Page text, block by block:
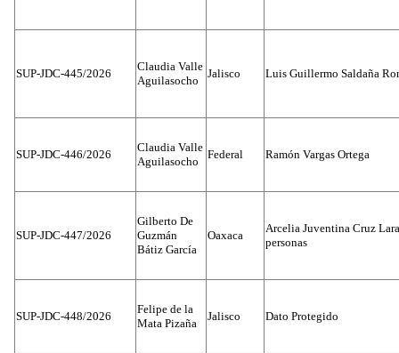
SUP-JDC-445/2026
Claudia Valle
Aguilasocho
Jalisco Luis Guillermo Saldaña
SUP-JDC-446/2026
Claudia Valle
Aguilasocho
Federal Ramón Vargas Ortega
SUP-JDC-447/2026
Gilberto De
Guzmán
Bátiz García
Oaxaca
Arcelia Juventina Cruz
personas
SUP-JDC-448/2026
Felipe de la
Mata Pizaña
Jalisco Dato Protegido